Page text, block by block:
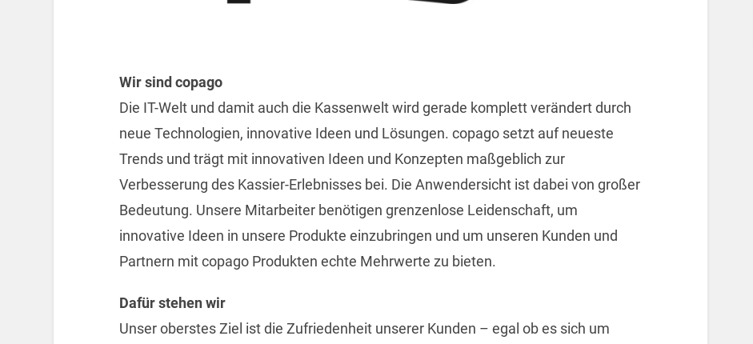
Wir sind copago
Die IT-Welt und damit auch die Kassenwelt wird gerade komplett verändert durch
neue Technologien, innovative Ideen und Lösungen. copago setzt auf neueste
Trends und trägt mit innovativen Ideen und Konzepten maßgeblich zur
Verbesserung des Kassier-Erlebnisses bei. Die Anwendersicht ist dabei von großer
Bedeutung. Unsere Mitarbeiter benötigen grenzenlose Leidenschaft, um
innovative Ideen in unsere Produkte einzubringen und um unseren Kunden und
Partnern mit copago Produkten echte Mehrwerte zu bieten.
Dafür stehen wir
Unser oberstes Ziel ist die Zufriedenheit unserer Kunden – egal ob es sich um